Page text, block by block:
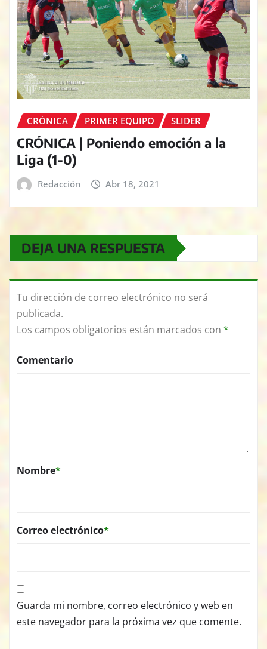
CRÓNICA PRIMER EQUIPO SLIDER
CRÓNICA | Poniendo emoción a la
Liga (1-0)
Redacción Abr 18, 2021
DEJA UNA RESPUESTA
Tu dirección de correo electrónico no será
publicada.
Los campos obligatorios están marcados con *
Comentario
Nombre*
Correo electrónico*
Guarda mi nombre, correo electrónico y web en
este navegador para la próxima vez que comente.